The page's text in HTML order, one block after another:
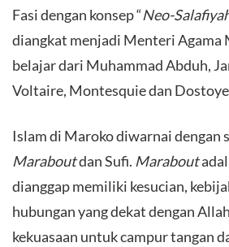
Fasi dengan konsep “Neo-
diangkat menjadi Menteri Agama
belajar dari Muhammad Abduh,
Voltaire, Montesquie dan
Islam di Maroko diwarnai dengan
Maraboutdan Sufi. Marabout
dianggap memiliki kesucian,
hubungan yang dekat dengan
kekuasaan untuk campur tangan